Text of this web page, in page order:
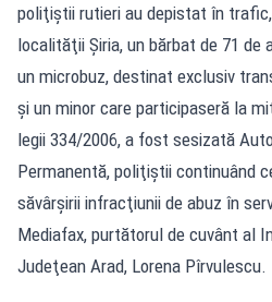
poliţiştii rutieri au depistat în trafic,
localităţii Şiria, un bărbat de 71 de
un microbuz, destinat exclusiv
şi un minor care participaseră la
legii 334/2006, a fost sesizată
Permanentă, poliţiştii continuând
săvârşirii infracţiunii de abuz în
Mediafax, purtătorul de cuvânt al
Judeţean Arad, Lorena Pîrvulescu.